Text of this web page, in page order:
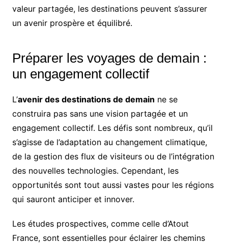
valeur partagée, les destinations peuvent s’assurer
un avenir prospère et équilibré.
Préparer les voyages de demain :
un engagement collectif
L’avenir des destinations de demain ne se
construira pas sans une vision partagée et un
engagement collectif. Les défis sont nombreux, qu’il
s’agisse de l’adaptation au changement climatique,
de la gestion des flux de visiteurs ou de l’intégration
des nouvelles technologies. Cependant, les
opportunités sont tout aussi vastes pour les régions
qui sauront anticiper et innover.
Les études prospectives, comme celle d’Atout
France, sont essentielles pour éclairer les chemins